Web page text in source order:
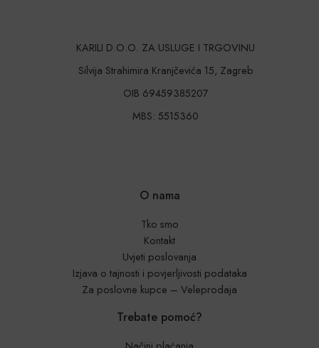
KARILI D.O.O. ZA USLUGE I TRGOVINU
Silvija Strahimira Kranjčevića 15, Zagreb
OIB 69459385207
MBS: 5515360
O nama
Tko smo
Kontakt
Uvjeti poslovanja
Izjava o tajnosti i povjerljivosti podataka
Za poslovne kupce – Veleprodaja
Trebate pomoć?